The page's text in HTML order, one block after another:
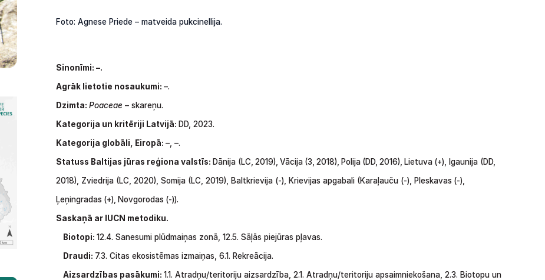
Foto: Agnese Priede – matveida pukcinellija.
Sinonīmi: –.
Agrāk lietotie nosaukumi: –.
Dzimta: Poaceae – skareņu.
Kategorija un kritēriji Latvijā: DD, 2023.
Kategorija globāli, Eiropā: –, –.
Statuss Baltijas jūras reģiona valstīs: Dānija (LC, 2019), Vācija (3, 2018), Polija (DD, 2016), Lietuva (+), Igaunija (DD,
2018), Zviedrija (LC, 2020), Somija (LC, 2019), Baltkrievija (-), Krievijas apgabali (Karaļauču (-), Pleskavas (-),
Ļeņingradas (+), Novgorodas (-)).
Saskaņā ar IUCN metodiku.
Biotopi: 12.4. Sanesumi plūdmaiņas zonā, 12.5. Sāļās piejūras pļavas.
Draudi: 7.3. Citas ekosistēmas izmaiņas, 6.1. Rekreācija.
Aizsardzības pasākumi: 1.1. Atradņu/teritoriju aizsardzība, 2.1. Atradņu/teritoriju apsaimniekošana, 2.3. Biotopu un